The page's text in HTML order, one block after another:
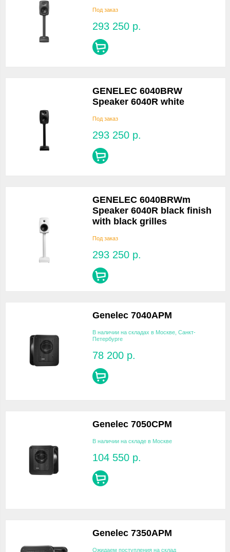
Под заказ
293 250 р.
GENELEC 6040BRW
Speaker 6040R white
Под заказ
293 250 р.
GENELEC 6040BRWm
Speaker 6040R black finish
with black grilles
Под заказ
293 250 р.
Genelec 7040APM
В наличии на складах в Москве, Санкт-
Петербурге
78 200 р.
Genelec 7050CPM
В наличии на складе в Москве
104 550 р.
Genelec 7350APM
Ожидаем поступления на склад